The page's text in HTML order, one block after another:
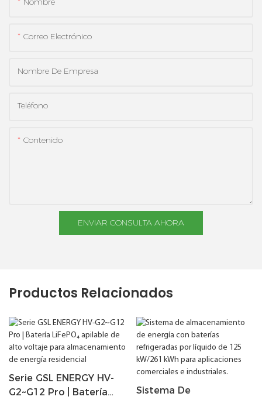
Correo Electrónico
Nombre De Empresa
Teléfono
Contenido
ENVIAR CONSULTA AHORA
Productos Relacionados
Serie GSL ENERGY HV-
G2~G12 Pro | Batería
Sistema De